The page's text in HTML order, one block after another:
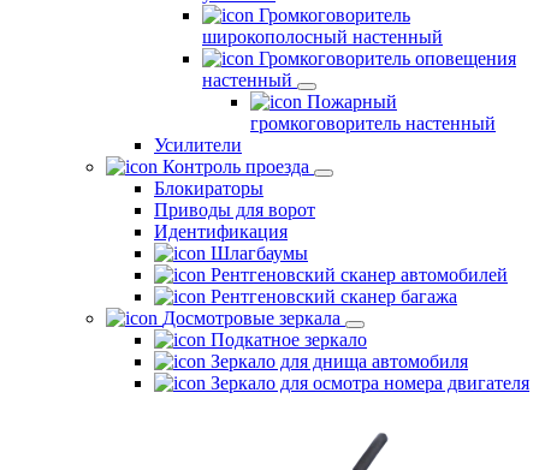
Громкоговоритель
широкополосный настенный
Громкоговоритель оповещения
настенный
Пожарный
громкоговоритель настенный
Усилители
Контроль проезда
Блокираторы
Приводы для ворот
Идентификация
Шлагбаумы
Рентгеновский сканер автомобилей
Рентгеновский сканер багажа
Досмотровые зеркала
Подкатное зеркало
Зеркало для днища автомобиля
Зеркало для осмотра номера двигателя